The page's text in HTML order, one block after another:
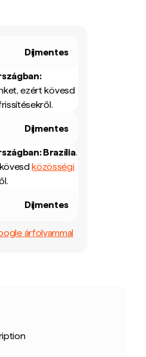
Díjmentes
ezért kövesd
Díjmentes
Brazília.
közösségi
Díjmentes
árfolyammal